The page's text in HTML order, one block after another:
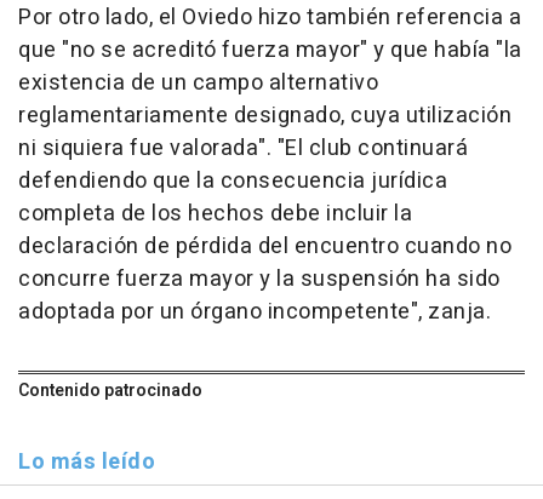
Por otro lado, el Oviedo hizo también referencia a
que "no se acreditó fuerza mayor" y que había "la
existencia de un campo alternativo
reglamentariamente designado, cuya utilización
ni siquiera fue valorada". "El club continuará
defendiendo que la consecuencia jurídica
completa de los hechos debe incluir la
declaración de pérdida del encuentro cuando no
concurre fuerza mayor y la suspensión ha sido
adoptada por un órgano incompetente", zanja.
Contenido patrocinado
Lo más leído